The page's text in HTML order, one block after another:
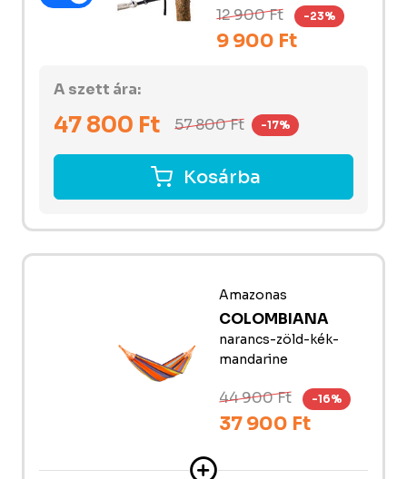
12 900 Ft -23%
9 900 Ft
A szett ára:
47 800 Ft 57 800Ft -17%
Kosárba
Amazonas
COLOMBIANA
narancs-zöld-kék-
mandarine
44 900 Ft -16%
37 900 Ft